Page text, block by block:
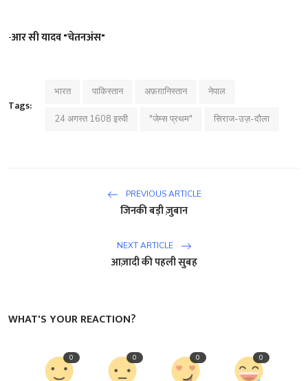
-आर सी यादव "चेतनअंस"
Tags:
भारत पाकिस्तान अफ़ग़ानिस्तान नेपाल
24 अगस्त 1608 इस्वी "जेम्स प्रथम" सिराज-उज़-दौला
PREVIOUS ARTICLE
जिनकी बड़ी ज़ुबान
NEXT ARTICLE
आज़ादी की पहली सुबह
WHAT'S YOUR REACTION?
0 0 0 0